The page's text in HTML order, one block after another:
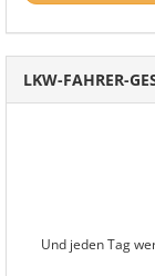
LKW-FAHRER-
Und jeden Tag